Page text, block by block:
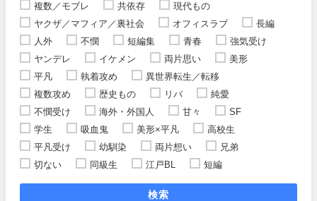
複数／モブレ
共依存
現代もの
ヤクザ／マフィア／裏社会
オフィスラブ
長編
人外
不憫 短編集 青春
強気受け
ヤンデレ
イケメン 両片思い
美形
平凡
執着攻め
異世界転生／転移
複数攻め
歴史もの リバ
純愛
不憫受け
海外・外国人 甘々
SF
学生
吸血鬼 美形×平凡
高校生
平凡受け
幼馴染 両片想い
兄弟
切ない
同級生 江戸BL 短編
検索